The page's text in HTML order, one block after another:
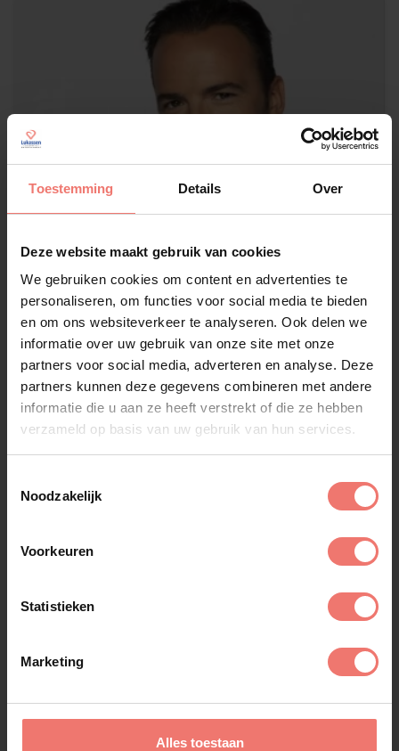
Toestemming Details Over
Deze website maakt gebruik van cookies
We gebruiken cookies om content en advertenties te
personaliseren, om functies voor social media te bieden
en om ons websiteverkeer te analyseren. Ook delen we
informatie over uw gebruik van onze site met onze
partners voor social media, adverteren en analyse. Deze
partners kunnen deze gegevens combineren met andere
informatie die u aan ze heeft verstrekt of die ze hebben
verzameld op basis van uw gebruik van hun services.
Noodzakelijk
Voorkeuren
Statistieken
Marketing
Alles toestaan
Gerard Ekdom
€ 3495,-